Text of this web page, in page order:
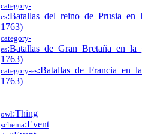
category-
es
1763)
category-
es
1763)
category-es
1763)
owl:Thing
schema:Event